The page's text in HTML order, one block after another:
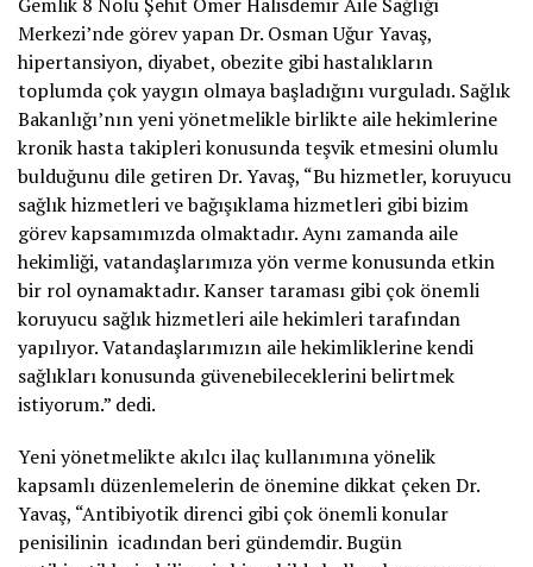
Gemlik 8 Nolu Şehit Ömer Halisdemir Aile Sağlığı
Merkezi’nde görev yapan Dr. Osman Uğur Yavaş,
hipertansiyon, diyabet, obezite gibi hastalıkların
toplumda çok yaygın olmaya başladığını vurguladı. Sağlık
Bakanlığı’nın yeni yönetmelikle birlikte aile hekimlerine
kronik hasta takipleri konusunda teşvik etmesini olumlu
bulduğunu dile getiren Dr. Yavaş, “Bu hizmetler, koruyucu
sağlık hizmetleri ve bağışıklama hizmetleri gibi bizim
görev kapsamımızda olmaktadır. Aynı zamanda aile
hekimliği, vatandaşlarımıza yön verme konusunda etkin
bir rol oynamaktadır. Kanser taraması gibi çok önemli
koruyucu sağlık hizmetleri aile hekimleri tarafından
yapılıyor. Vatandaşlarımızın aile hekimliklerine kendi
sağlıkları konusunda güvenebileceklerini belirtmek
istiyorum.” dedi.
Yeni yönetmelikte akılcı ilaç kullanımına yönelik
kapsamlı düzenlemelerin de önemine dikkat çeken Dr.
Yavaş, “Antibiyotik direnci gibi çok önemli konular
penisilinin icadından beri gündemdir. Bugün